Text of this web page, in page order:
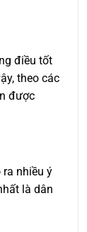
điều tốt
theo các
được
nhiều ý
là dân